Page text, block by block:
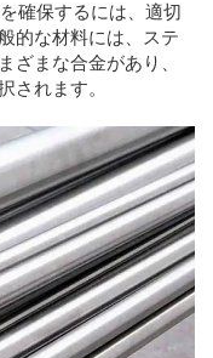
確保するには、適切
的な材料には、ステ
ざまな合金があり、
されます。